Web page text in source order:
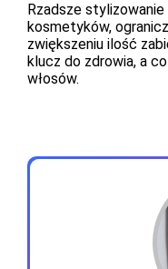
Rzadsze
kosmetyków,
zwiększeniu ilość
klucz do zdrowia, a
włosów.